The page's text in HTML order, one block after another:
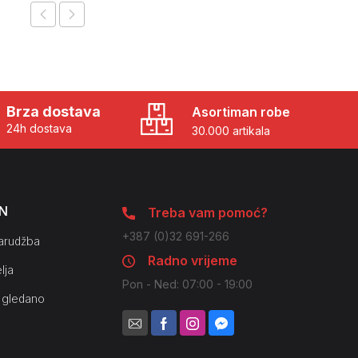
Brza dostava
24h dostava
Asortiman robe
30.000 artikala
Treba vam pomoć?
+387 (0)32 691-266
Radno vrijeme
Pon - Ned: 07:00 - 19:00